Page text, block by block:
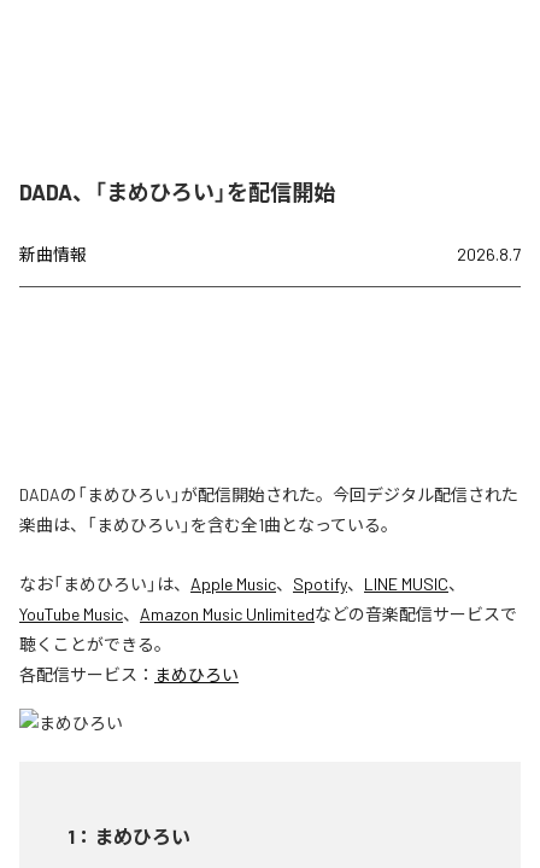
DADA、「まめひろい」を配信開始
新曲情報 2026.8.7
DADAの「まめひろい」が配信開始された。今回デジタル配信された
楽曲は、「まめひろい」を含む全1曲となっている。
なお「まめひろい 」は、 Apple Music、 Spotify、 LINE MUSIC、
YouTube Music、 Amazon Music Unlimitedなどの音楽配信サービスで
聴くことができる。
各配信サービス： まめひろい
1 ： まめひろい